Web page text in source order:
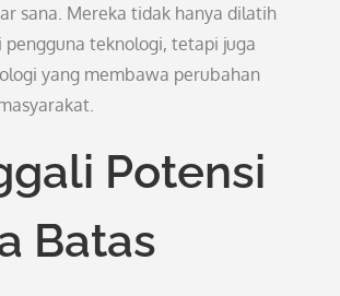
sana. Mereka tidak hanya dilatih
pengguna teknologi, tetapi juga
yang membawa perubahan
Potensi
Batas